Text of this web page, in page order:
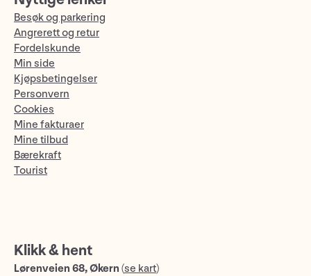
Besøk og parkering
Angrerett og retur
Fordelskunde
Min side
Kjøpsbetingelser
Personvern
Cookies
Mine fakturaer
Mine tilbud
Bærekraft
Tourist
Klikk & hent
Lørenveien 68, Økern (se kart)